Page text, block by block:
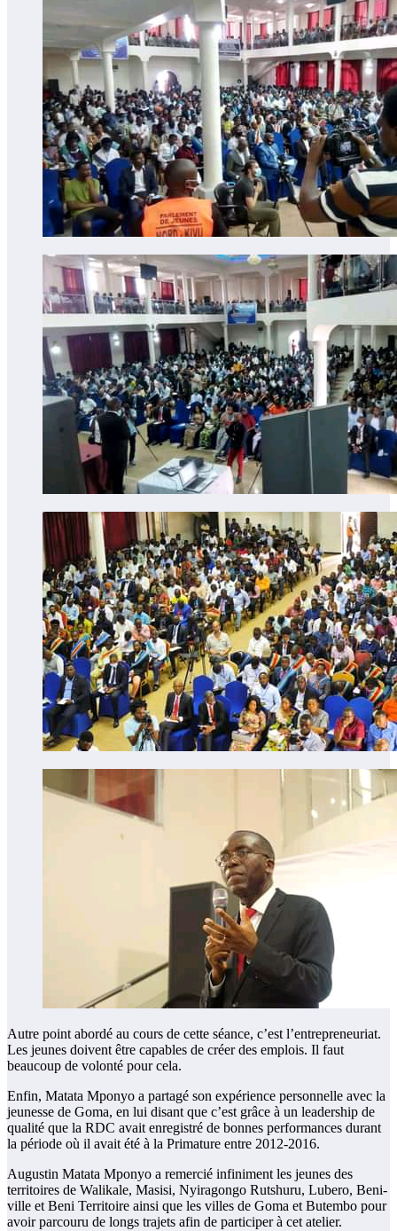
Autre point abordé au cours de cette séance, c’est l’entrepreneuriat.
Les jeunes doivent être capables de créer des emplois. Il faut
beaucoup de volonté pour cela.
Enfin, Matata Mponyo a partagé son expérience personnelle avec la
jeunesse de Goma, en lui disant que c’est grâce à un leadership de
qualité que la RDC avait enregistré de bonnes performances durant
la période où il avait été à la Primature entre 2012-2016.
Augustin Matata Mponyo a remercié infiniment les jeunes des
territoires de Walikale, Masisi, Nyiragongo Rutshuru, Lubero, Beni-
ville et Beni Territoire ainsi que les villes de Goma et Butembo pour
avoir parcouru de longs trajets afin de participer à cet atelier.